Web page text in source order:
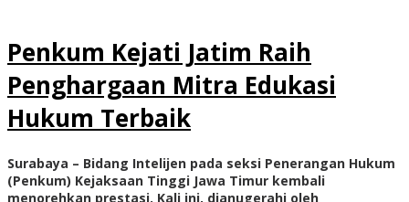
Penkum Kejati Jatim Raih
Penghargaan Mitra Edukasi
Hukum Terbaik
Surabaya – Bidang Intelijen pada seksi Penerangan Hukum
(Penkum) Kejaksaan Tinggi Jawa Timur kembali
menorehkan prestasi. Kali ini, dianugerahi oleh